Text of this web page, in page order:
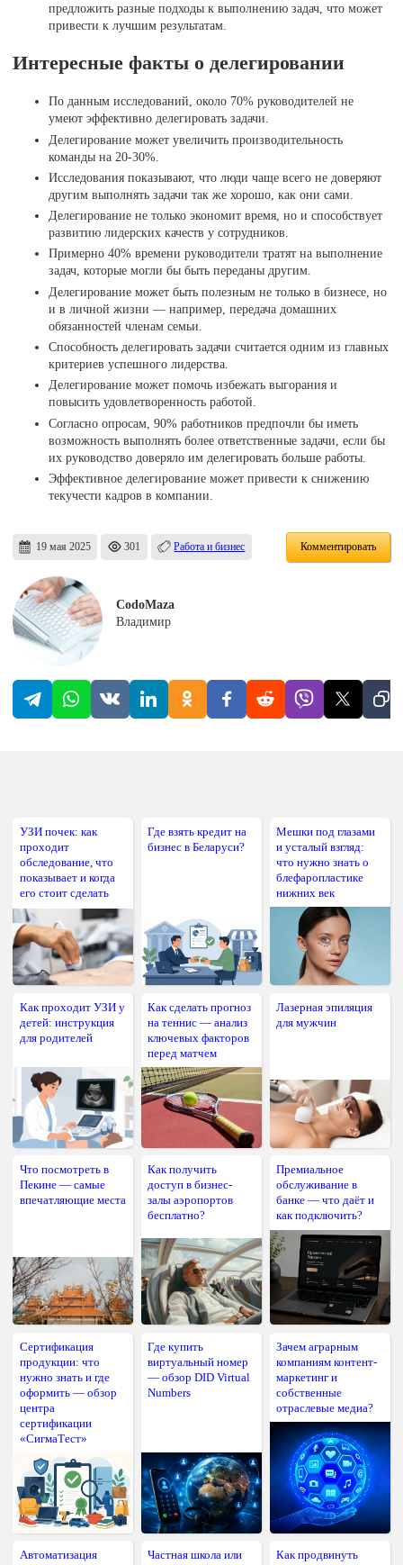
предложить разные подходы к выполнению задач, что может
привести к лучшим результатам.
Интересные факты о делегировании
По данным исследований, около 70% руководителей не
умеют эффективно делегировать задачи.
Делегирование может увеличить производительность
команды на 20-30%.
Исследования показывают, что люди чаще всего не доверяют
другим выполнять задачи так же хорошо, как они сами.
Делегирование не только экономит время, но и способствует
развитию лидерских качеств у сотрудников.
Примерно 40% времени руководители тратят на выполнение
задач, которые могли бы быть переданы другим.
Делегирование может быть полезным не только в бизнесе, но
и в личной жизни — например, передача домашних
обязанностей членам семьи.
Способность делегировать задачи считается одним из главных
критериев успешного лидерства.
Делегирование может помочь избежать выгорания и
повысить удовлетворенность работой.
Согласно опросам, 90% работников предпочли бы иметь
возможность выполнять более ответственные задачи, если бы
их руководство доверяло им делегировать больше работы.
Эффективное делегирование может привести к снижению
текучести кадров в компании.
19 мая 2025 301 Работа и бизнес Комментировать
CodoMaza
Владимир
УЗИ почек: как
проходит
обследование, что
показывает и когда
его стоит сделать
Где взять кредит на
бизнес в Беларуси?
Мешки под глазами
и усталый взгляд:
что нужно знать о
блефаропластике
нижних век
Как проходит УЗИ у
детей: инструкция
для родителей
Как сделать прогноз
на теннис — анализ
ключевых факторов
перед матчем
Лазерная эпиляция
для мужчин
Что посмотреть в
Пекине — самые
впечатляющие места
Как получить
доступ в бизнес-
залы аэропортов
бесплатно?
Премиальное
обслуживание в
банке — что даёт и
как подключить?
Сертификация
продукции: что
нужно знать и где
оформить — обзор
центра
сертификации
«СигмаТест»
Где купить
виртуальный номер
— обзор DID Virtual
Numbers
Зачем аграрным
компаниям контент-
маркетинг и
собственные
отраслевые медиа?
Автоматизация
Частная школа или
Как продвинуть